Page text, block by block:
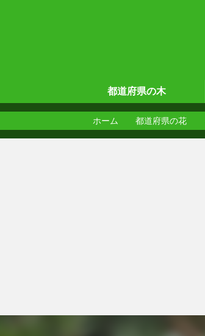
都道府県の木
ホーム 都道府県の花